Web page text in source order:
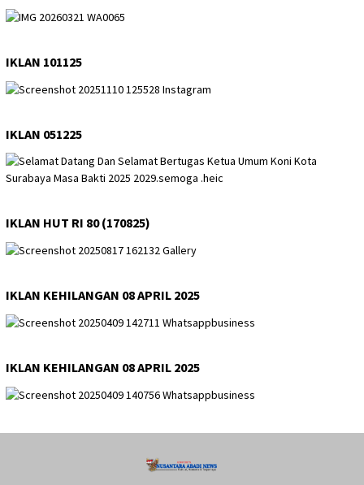
IKLAN 101125
IKLAN 051225
IKLAN HUT RI 80 (170825)
IKLAN KEHILANGAN 08 APRIL 2025
IKLAN KEHILANGAN 08 APRIL 2025